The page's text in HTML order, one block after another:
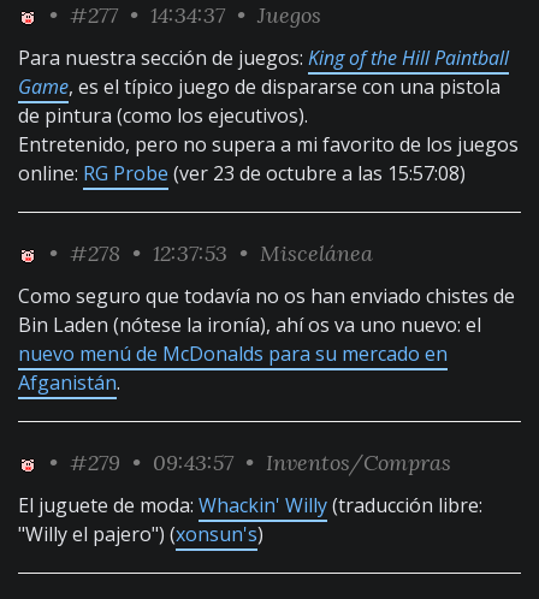
• #277 • 14:34:37 • Juegos
Para nuestra sección de juegos: King of the Hill Paintball
Game, es el típico juego de dispararse con una pistola
de pintura (como los ejecutivos).
Entretenido, pero no supera a mi favorito de los juegos
online: RG Probe (ver 23 de octubre a las 15:57:08)
• #278 • 12:37:53 • Miscelánea
Como seguro que todavía no os han enviado chistes de
Bin Laden (nótese la ironía), ahí os va uno nuevo: el
nuevo menú de McDonalds para su mercado en
Afganistán.
• #279 • 09:43:57 • Inventos/Compras
El juguete de moda: Whackin' Willy(traducción libre:
"Willy el pajero") (xonsun's)